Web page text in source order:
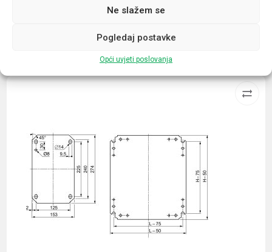
Ne slažem se
Pogledaj postavke
Opći uvjeti poslovanja